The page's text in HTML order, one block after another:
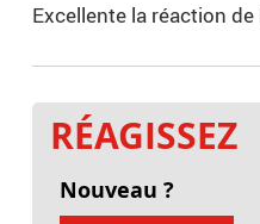
Excellente la réaction de
RÉAGISSEZ
Nouveau ?